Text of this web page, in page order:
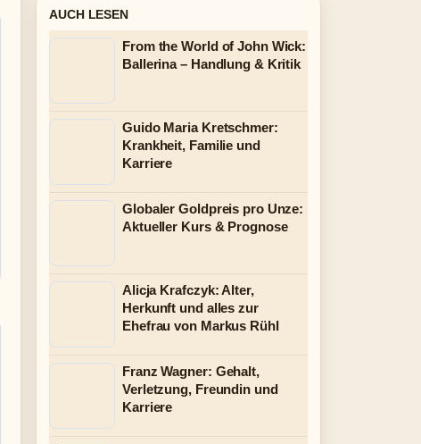
AUCH LESEN
From the World of John Wick:
Ballerina – Handlung & Kritik
Guido Maria Kretschmer:
Krankheit, Familie und
Karriere
Globaler Goldpreis pro Unze:
Aktueller Kurs & Prognose
Alicja Krafczyk: Alter,
Herkunft und alles zur
Ehefrau von Markus Rühl
Franz Wagner: Gehalt,
Verletzung, Freundin und
Karriere